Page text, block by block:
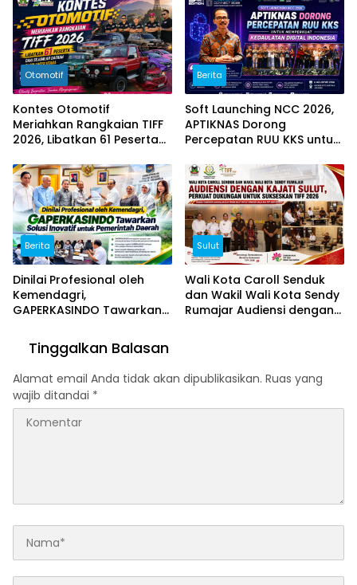
Otomotif
Kontes Otomotif
Meriahkan Rangkaian TIFF
2026, Libatkan 61 Peserta
Sulut
Berita
Soft Launching NCC 2026,
APTIKNAS Dorong
Percepatan RUU KKS untuk
Digital Indonesia
Berita
Dinilai Profesional oleh
Kemendagri,
GAPERKASINDO Tawarkan
Pemerintah Daerah
Sulut
Wali Kota Caroll Senduk
dan Wakil Wali Kota Sendy
Rumajar Audiensi dengan
Tinggalkan Balasan
Alamat email Anda tidak akan dipublikasikan. Ruas yang
wajib ditandai *